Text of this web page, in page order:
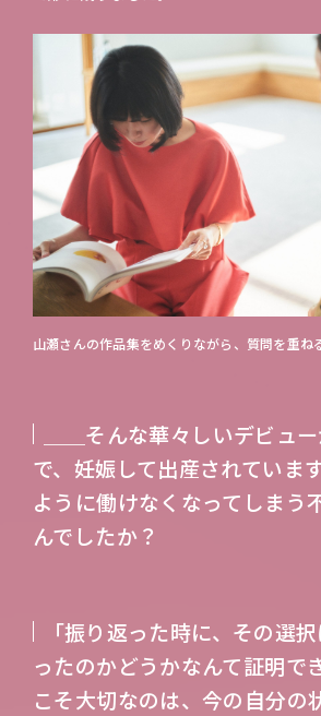
山瀬さんの作品集をめくりながら、質問を重ね
＿＿そんな華々しいデビュ
で、妊娠して出産されていま
ように働けなくなってしまう
んでしたか？
「振り返った時に、その選
ったのかどうかなんて証明で
こそ大切なのは、今の自分の